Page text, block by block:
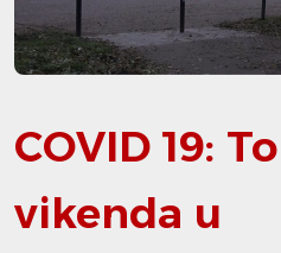
COVID 19:
vikenda u